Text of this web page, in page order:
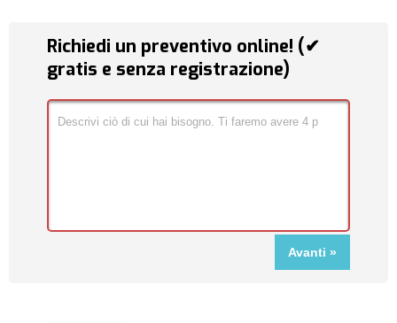
Richiedi un preventivo online! (✔
gratis e senza registrazione)